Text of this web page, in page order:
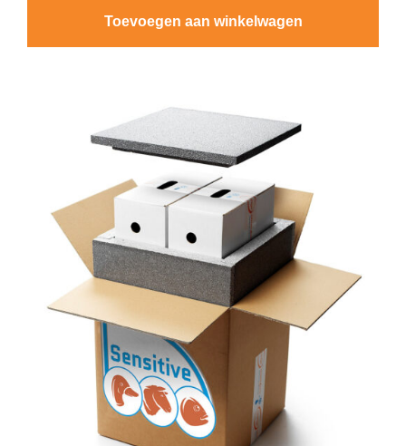
Toevoegen aan winkelwagen